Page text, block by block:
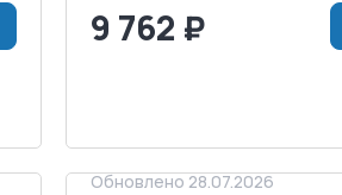
9 762 ₽
Обновлено 28.07.2026